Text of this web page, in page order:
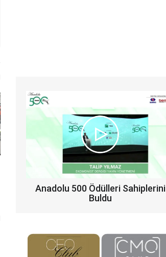
Anadolu 500 Ödülleri Sahiplerini
Buldu